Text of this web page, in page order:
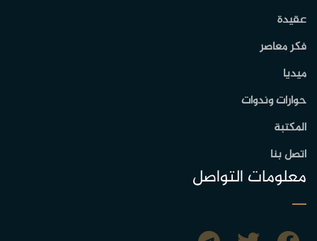
عقيدة
فكر معاصر
ميديا
حوارات وندوات
المكتبة
اتصل بنا
معلومات التواصل